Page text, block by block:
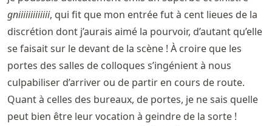
gniiiiiiiiiiiii, qui fit que mon entrée fut à cent lieues de la
discrétion dont j’aurais aimé la pourvoir, d’autant qu’elle
se faisait sur le devant de la scène ! À croire que les
portes des salles de colloques s’ingénient à nous
culpabiliser d’arriver ou de partir en cours de route.
Quant à celles des bureaux, de portes, je ne sais quelle
peut bien être leur vocation à geindre de la sorte !